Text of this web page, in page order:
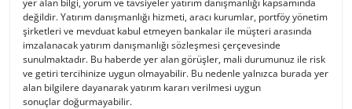
değildir. Yatırım danışmanlığı hizmeti, aracı kurumlar, portföy yönetim
şirketleri ve mevduat kabul etmeyen bankalar ile müşteri arasında
imzalanacak yatırım danışmanlığı sözleşmesi çerçevesinde
sunulmaktadır. Bu haberde yer alan görüşler, mali durumunuz ile risk
ve getiri tercihinize uygun olmayabilir. Bu nedenle yalnızca burada yer
alan bilgilere dayanarak yatırım kararı verilmesi uygun
sonuçlar doğurmayabilir.